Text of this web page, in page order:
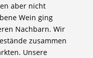
aber nicht
Wein ging
Nachbarn. Wir
zusammen
Unsere